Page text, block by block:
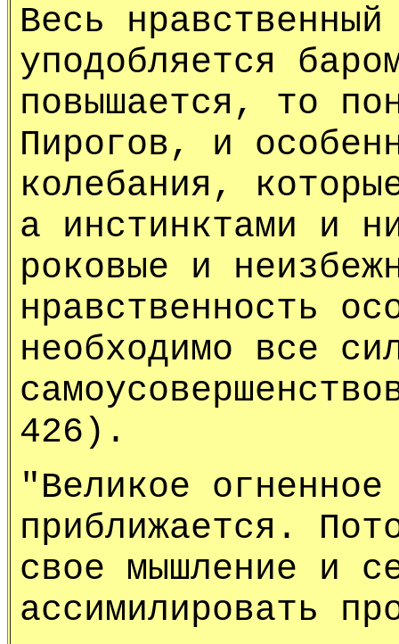
Весь
уподобляется
повышается, то
Пирогов, и
колебания,
а инстинктами и
роковые и
нравственность
необходимо все
426).
"Великое огненное
приближается.
свое мышление и
ассимилировать